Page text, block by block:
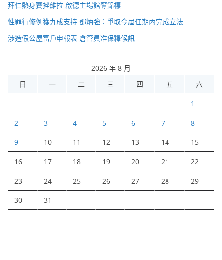
拜仁熱身賽挫維拉 啟德主場館奪錦標
性罪行修例獲九成支持 鄧炳強：爭取今屆任期內完成立法
涉造假公屋富戶申報表 倉管員准保釋候訊
2026 年 8 月
日
一 二 三 四 五 六
1
2 3 4 5 6 7 8
9 10 11 12 13 14 15
16 17 18 19 20 21 22
23 24 25 26 27 28 29
30 31